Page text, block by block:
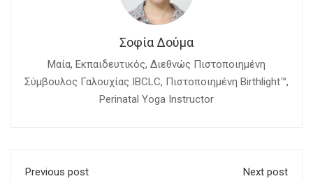
Σοφία Δούμα
Mαία, Εκπαιδευτικός, Διεθνώς Πιστοποιημένη
Σύμβουλος Γαλουχίας IBCLC, Πιστοποιημένη Birthlight™,
Perinatal Yoga Instructor
Previous post Next post